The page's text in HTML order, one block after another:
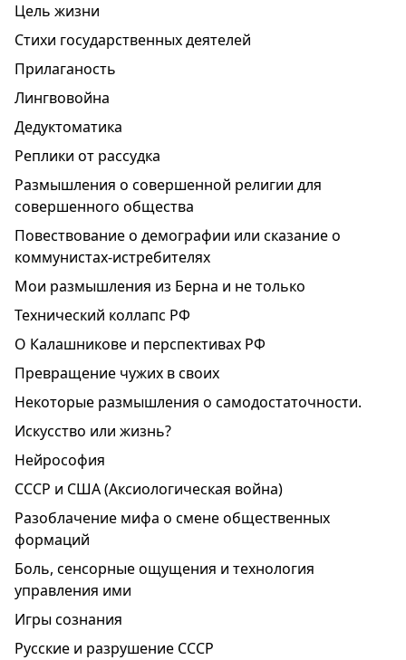
Цель жизни
Стихи государственных деятелей
Прилаганость
Лингвовойна
Дедуктоматика
Реплики от рассудка
Размышления о совершенной религии для
совершенного общества
Повествование о демографии или сказание о
коммунистах-истребителях
Мои размышления из Берна и не только
Технический коллапс РФ
О Калашникове и перспективах РФ
Превращение чужих в своих
Некоторые размышления о самодостаточности.
Искусство или жизнь?
Нейрософия
СССР и США (Аксиологическая война)
Разоблачение мифа о смене общественных
формаций
Боль, сенсорные ощущения и технология
управления ими
Игры сознания
Русские и разрушение СССР